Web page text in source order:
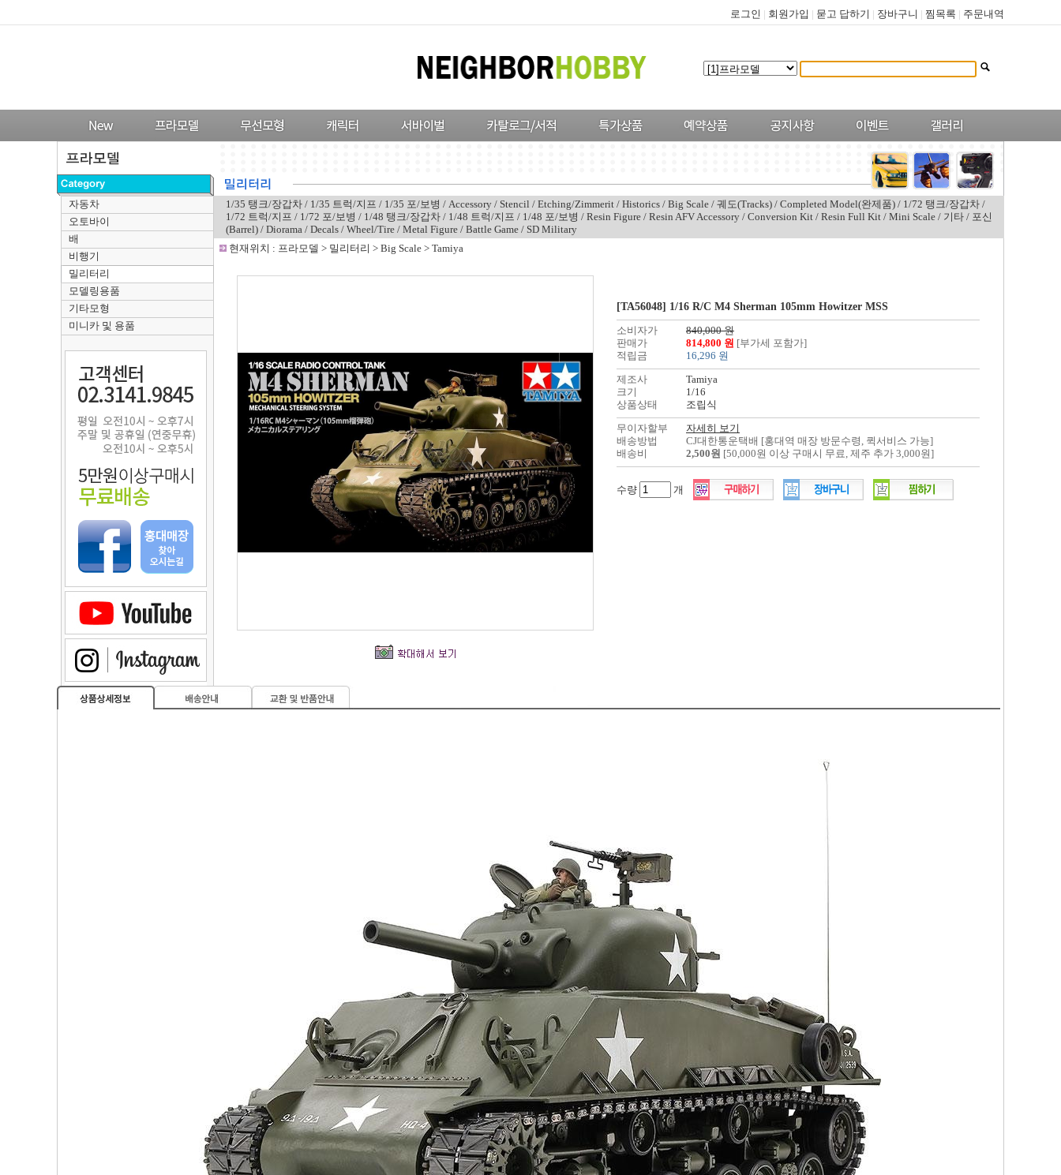
로그인 | 회원가입 | 묻고 답하기 | 장바구니 | 찜목록 | 주문내역
자동차
오토바이
배
비행기
밀리터리
모델링용품
기타모형
미니카 및 용품
1/35 탱크/장갑차 / 1/35 트럭/지프 / 1/35 포/보병 / Accessory / Stencil / Etching/Zimmerit / Historics / Big Scale / 궤도(Tracks) / Completed Model(완제품) / 1/72 탱크/장갑차 /
1/72 트럭/지프 / 1/72 포/보병 / 1/48 탱크/장갑차 / 1/48 트럭/지프 / 1/48 포/보병 / Resin Figure / Resin AFV Accessory / Conversion Kit / Resin Full Kit / Mini Scale / 기타 / 포신
(Barrel) / Diorama / Decals / Wheel/Tire / Metal Figure / Battle Game / SD Military
현재위치 : 프라모델 > 밀리터리 > Big Scale > Tamiya
[TA56048] 1/16 R/C M4 Sherman 105mm Howitzer MSS
소비자가
840,000 원
판매가
814,800 원 [부가세 포함가]
적립금
16,296 원
제조사
Tamiya
크기
1/16
상품상태
조립식
무이자할부
자세히 보기
배송방법
CJ대한통운택배 [홍대역 매장 방문수령, 퀵서비스 가능]
배송비
2,500원 [50,000원 이상 구매시 무료, 제주 추가 3,000원]
수량 개